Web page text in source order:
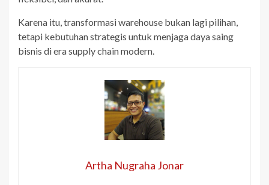
Karena itu, transformasi warehouse bukan lagi pilihan,
tetapi kebutuhan strategis untuk menjaga daya saing
bisnis di era supply chain modern.
Artha Nugraha Jonar